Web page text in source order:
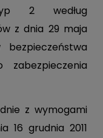
2 według
z dnia 29 maja
zabezpieczenia
z wymogami
16 grudnia 2011